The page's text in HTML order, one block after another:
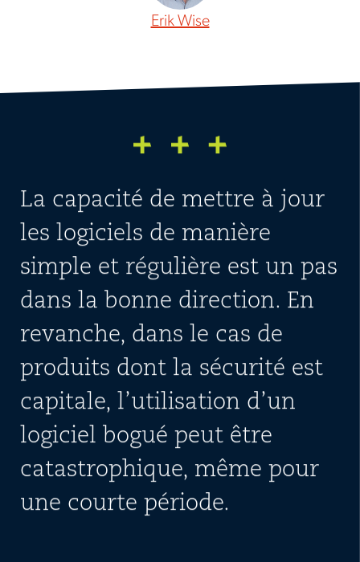
Erik Wise
La capacité de mettre à jour
les logiciels de manière
simple et régulière est un pas
dans la bonne direction. En
revanche, dans le cas de
produits dont la sécurité est
capitale, l’utilisation d’un
logiciel bogué peut être
catastrophique, même pour
une courte période.